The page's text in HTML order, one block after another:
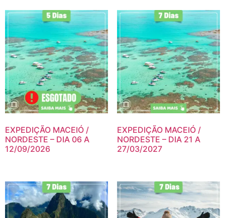
EXPEDIÇÃO MACEIÓ /
NORDESTE – DIA 06 A
12/09/2026
EXPEDIÇÃO MACEIÓ /
NORDESTE – DIA 21 A
27/03/2027